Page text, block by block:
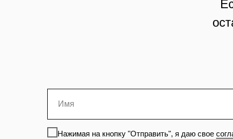
Нажимая на кнопку "Отправить", я даю свое